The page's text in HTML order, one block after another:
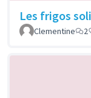
Les frigos
Clementine
2